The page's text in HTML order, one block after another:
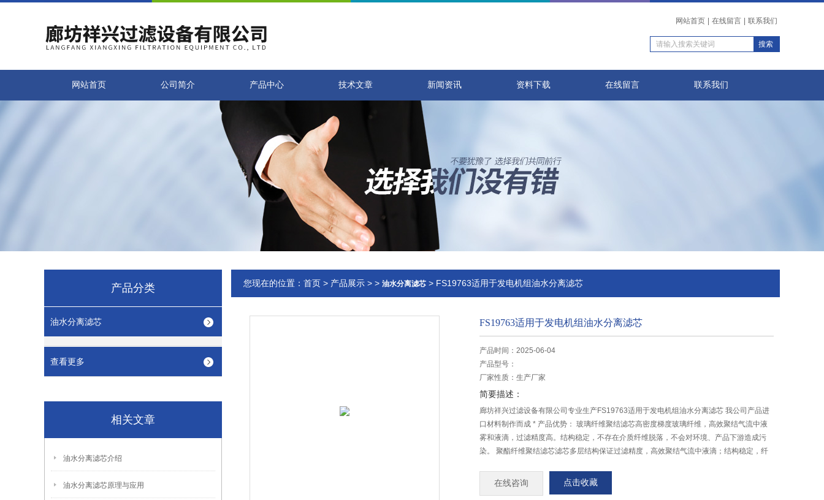
网站首页 在线留言 联系我们
网站首页 公司简介 产品中心 技术文章 新闻资讯 资料下载 在线留言 联系我们
产品分类
油水分离滤芯
查看更多
相关文章
油水分离滤芯介绍
油水分离滤芯原理与应用
您现在的位置： 首页 > 产品展示 > > 油水分离滤芯 > FS19763适用于发电机组油水分离滤芯
FS19763适用于发电机组油水分离滤芯
产品时间：2025-06-04
产品型号：
厂家性质： 生产厂家
简要描述：
廊坊祥兴过滤设备有限公司专业生产FS19763适用于发电机组油水分离滤芯 我公司产品进
口材料制作而成 * 产品优势： 玻璃纤维聚结滤芯高密度梯度玻璃纤维，高效聚结气流中液
雾和液滴，过滤精度高。结构稳定，不存在介质纤维脱落，不会对环境、产品下游造成污
染。 聚酯纤维聚结滤芯滤芯多层结构保证过滤精度，高效聚结气流中液滴；结构稳定，纤
在线咨询 点击收藏